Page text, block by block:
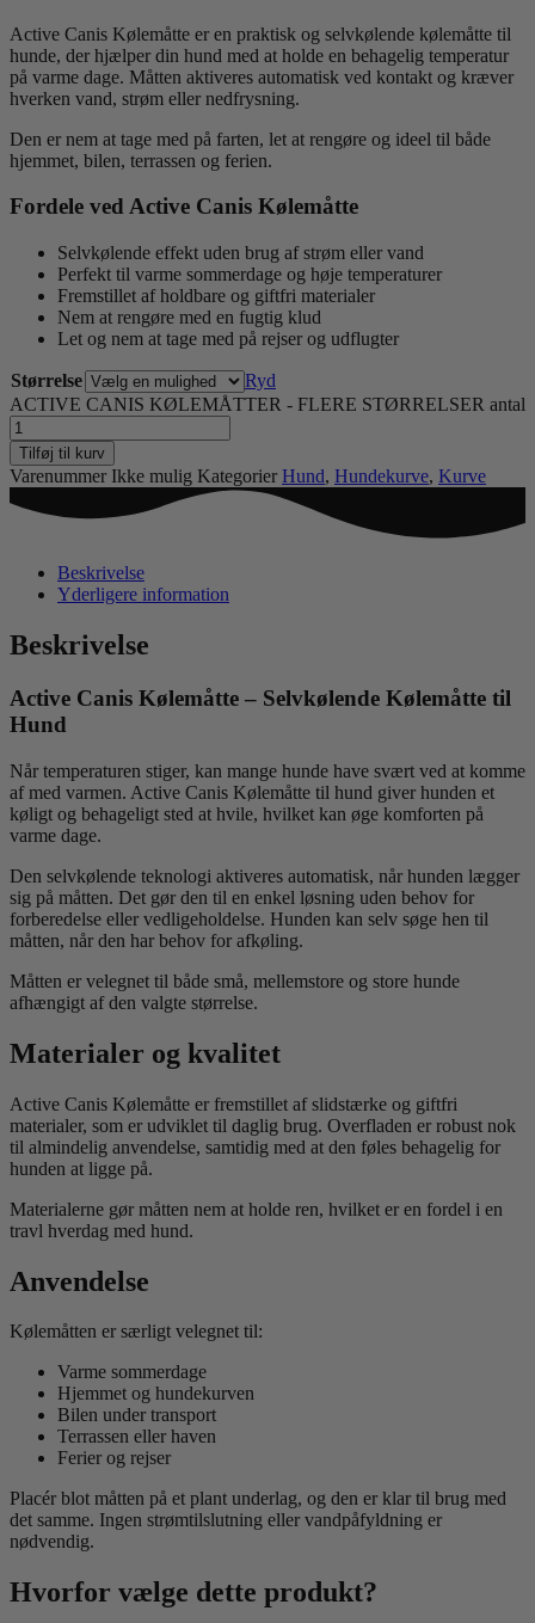
Active Canis Kølemåtte er en praktisk og selvkølende kølemåtte til
hunde, der hjælper din hund med at holde en behagelig temperatur
på varme dage. Måtten aktiveres automatisk ved kontakt og kræver
hverken vand, strøm eller nedfrysning.
Den er nem at tage med på farten, let at rengøre og ideel til både
hjemmet, bilen, terrassen og ferien.
Fordele ved Active Canis Kølemåtte
Selvkølende effekt uden brug af strøm eller vand
Perfekt til varme sommerdage og høje temperaturer
Fremstillet af holdbare og giftfri materialer
Nem at rengøre med en fugtig klud
Let og nem at tage med på rejser og udflugter
Størrelse
Ryd
ACTIVE CANIS KØLEMÅTTER - FLERE STØRRELSER antal
Tilføj til kurv
Varenummer Ikke mulig Kategorier Hund, Hundekurve, Kurve
Beskrivelse
Yderligere information
Beskrivelse
Active Canis Kølemåtte – Selvkølende Kølemåtte til
Hund
Når temperaturen stiger, kan mange hunde have svært ved at komme
af med varmen. Active Canis Kølemåtte til hund giver hunden et
køligt og behageligt sted at hvile, hvilket kan øge komforten på
varme dage.
Den selvkølende teknologi aktiveres automatisk, når hunden lægger
sig på måtten. Det gør den til en enkel løsning uden behov for
forberedelse eller vedligeholdelse. Hunden kan selv søge hen til
måtten, når den har behov for afkøling.
Måtten er velegnet til både små, mellemstore og store hunde
afhængigt af den valgte størrelse.
Materialer og kvalitet
Active Canis Kølemåtte er fremstillet af slidstærke og giftfri
materialer, som er udviklet til daglig brug. Overfladen er robust nok
til almindelig anvendelse, samtidig med at den føles behagelig for
hunden at ligge på.
Materialerne gør måtten nem at holde ren, hvilket er en fordel i en
travl hverdag med hund.
Anvendelse
Kølemåtten er særligt velegnet til:
Varme sommerdage
Hjemmet og hundekurven
Bilen under transport
Terrassen eller haven
Ferier og rejser
Placér blot måtten på et plant underlag, og den er klar til brug med
det samme. Ingen strømtilslutning eller vandpåfyldning er
nødvendig.
Hvorfor vælge dette produkt?